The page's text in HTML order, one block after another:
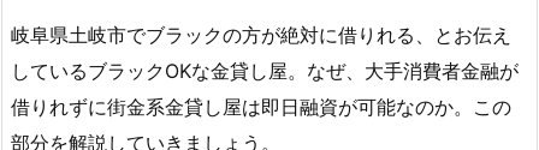
岐阜県土岐市でブラックの方が絶対に借りれる、とお伝え
しているブラックOKな金貸し屋。なぜ、大手消費者金融が
借りれずに街金系金貸し屋は即日融資が可能なのか。この
部分を解説していきましょう。